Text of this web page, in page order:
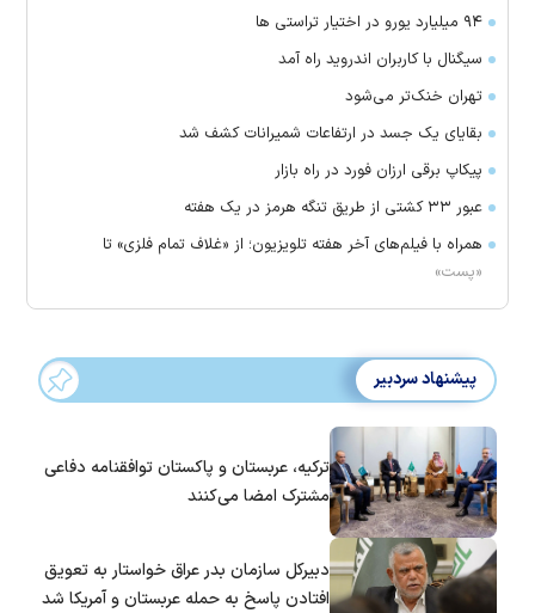
۹۴ میلیارد یورو در اختیار تراستی ها
سیگنال با کاربران اندروید راه آمد
تهران خنک‌تر می‌شود
بقایای یک جسد در ارتفاعات شمیرانات کشف شد
پیکاپ برقی ارزان فورد در راه بازار
عبور ۳۳ کشتی از طریق تنگه هرمز در یک هفته
همراه با فیلم‌های آخر هفته تلویزیون؛ از «غلاف تمام فلزی» تا
«پست»
پیشنهاد سردبیر
ترکیه، عربستان و پاکستان توافقنامه دفاعی
مشترک امضا می‌کنند
دبیرکل سازمان بدر عراق خواستار به تعویق
افتادن پاسخ به حمله عربستان و آمریکا شد